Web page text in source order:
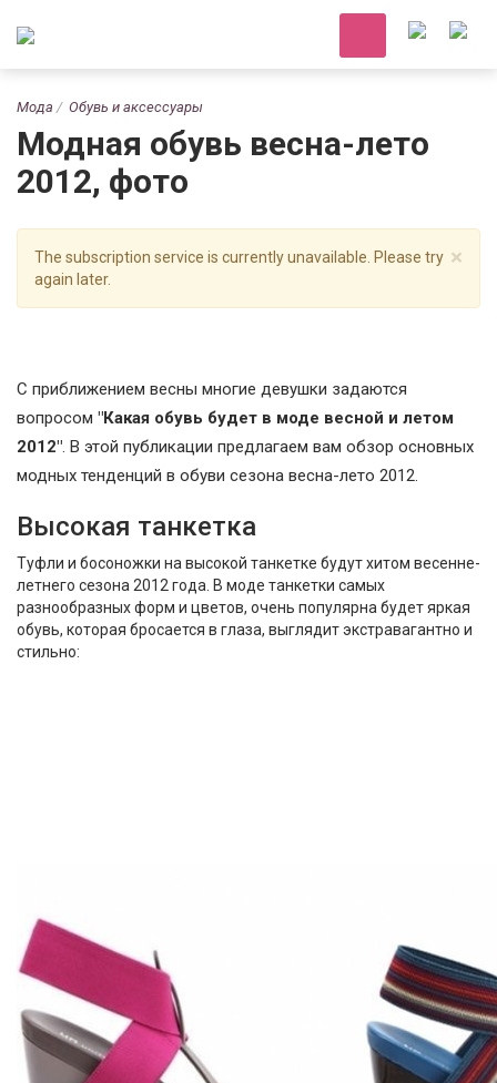
Мода Обувь и аксессуары
Модная обувь весна-лето
2012, фото
×
The subscription service is currently unavailable. Please try
again later.
С приближением весны многие девушки задаются
вопросом "Какая обувь будет в моде весной и летом
2012". В этой публикации предлагаем вам обзор основных
модных тенденций в обуви сезона весна-лето 2012.
Высокая танкетка
Туфли и босоножки на высокой танкетке будут хитом весенне-
летнего сезона 2012 года. В моде танкетки самых
разнообразных форм и цветов, очень популярна будет яркая
обувь, которая бросается в глаза, выглядит экстравагантно и
стильно: